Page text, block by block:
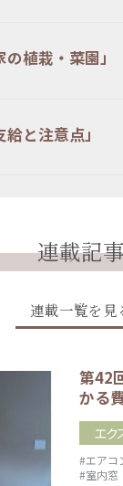
植栽・菜園」
と注意点」
連載記
連載一覧を見
第42
かる
エク
#エアコ
#室内窓